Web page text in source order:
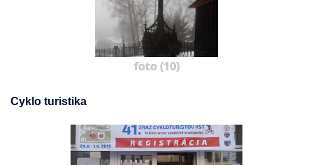
foto (10)
Cyklo turistika